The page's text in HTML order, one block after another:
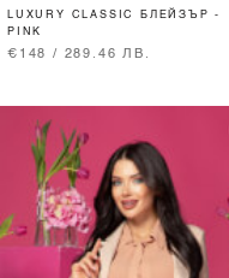
LUXURY CLASSIC БЛЕЙЗЪР -
PINK
€148 / 289.46 ЛВ.